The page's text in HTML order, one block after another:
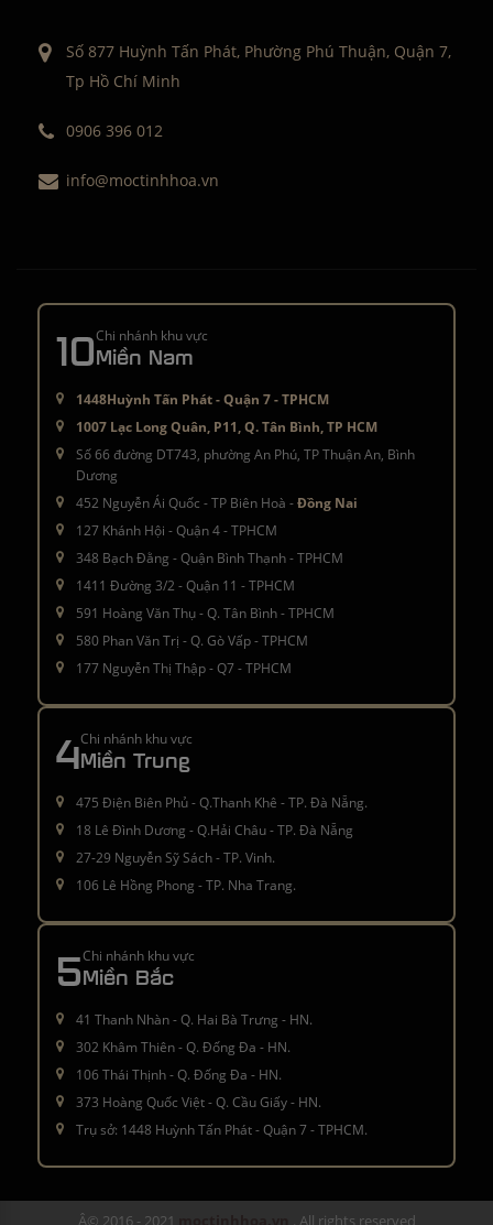
Số 877 Huỳnh Tấn Phát, Phường Phú Thuận, Quận 7,
Tp Hồ Chí Minh
0906 396 012
info@moctinhhoa.vn
10Chi nhánh khu vực
Miền Nam
1448Huỳnh Tấn Phát - Quận 7 - TPHCM
1007 Lạc Long Quân, P11, Q. Tân Bình, TP HCM
Số 66 đường DT743, phường An Phú, TP Thuận An, Bình
Dương
452 Nguyễn Ái Quốc - TP Biên Hoà -Đồng Nai
127 Khánh Hội - Quận 4 - TPHCM
348 Bạch Đằng - Quận Bình Thạnh - TPHCM
1411 Đường 3/2 - Quận 11 - TPHCM
591 Hoàng Văn Thụ - Q. Tân Bình - TPHCM
580 Phan Văn Trị - Q. Gò Vấp - TPHCM
177 Nguyễn Thị Thập - Q7 - TPHCM
4Chi nhánh khu vực
Miền Trung
475 Điện Biên Phủ - Q.Thanh Khê - TP. Đà Nẵng.
18 Lê Đình Dương - Q.Hải Châu - TP. Đà Nẵng
27-29 Nguyễn Sỹ Sách - TP. Vinh.
106 Lê Hồng Phong - TP. Nha Trang.
5Chi nhánh khu vực
Miền Bắc
41 Thanh Nhàn - Q. Hai Bà Trưng - HN.
302 Khâm Thiên - Q. Đống Đa - HN.
106 Thái Thịnh - Q. Đống Đa - HN.
373 Hoàng Quốc Việt - Q. Cầu Giấy - HN.
Trụ sở: 1448 Huỳnh Tấn Phát - Quận 7 - TPHCM.
Â© 2016 - 2021 . All rights reserved